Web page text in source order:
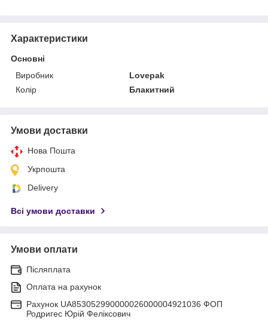
Характеристики
Основні
Виробник
Lovepak
Колір
Блакитний
Умови доставки
Нова Пошта
Укрпошта
Delivery
Всі умови доставки
Умови оплати
Післяплата
Оплата на рахунок
Рахунок UA853052990000026000004921036 ФОП
Родригес Юрій Феліксович